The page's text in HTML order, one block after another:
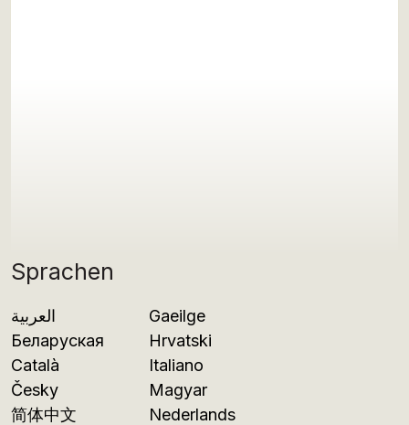
Sprachen
العربية
Беларуская
Català
Česky
简体中文
Gaeilge
Hrvatski
Italiano
Magyar
Nederlands